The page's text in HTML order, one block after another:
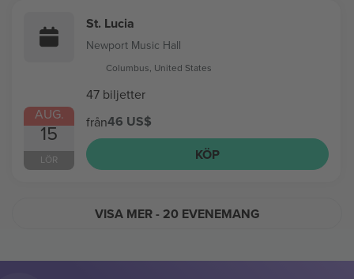
AUG.
15
LÖR
St. Lucia
Newport Music Hall
Columbus, United States
47 biljetter
från46 US$
KÖP
VISA MER- 20 EVENEMANG